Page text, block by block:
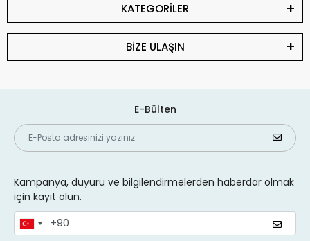
KATEGORİLER
BİZE ULAŞIN
E-Bülten
Kampanya, duyuru ve bilgilendirmelerden haberdar olmak
için kayıt olun.